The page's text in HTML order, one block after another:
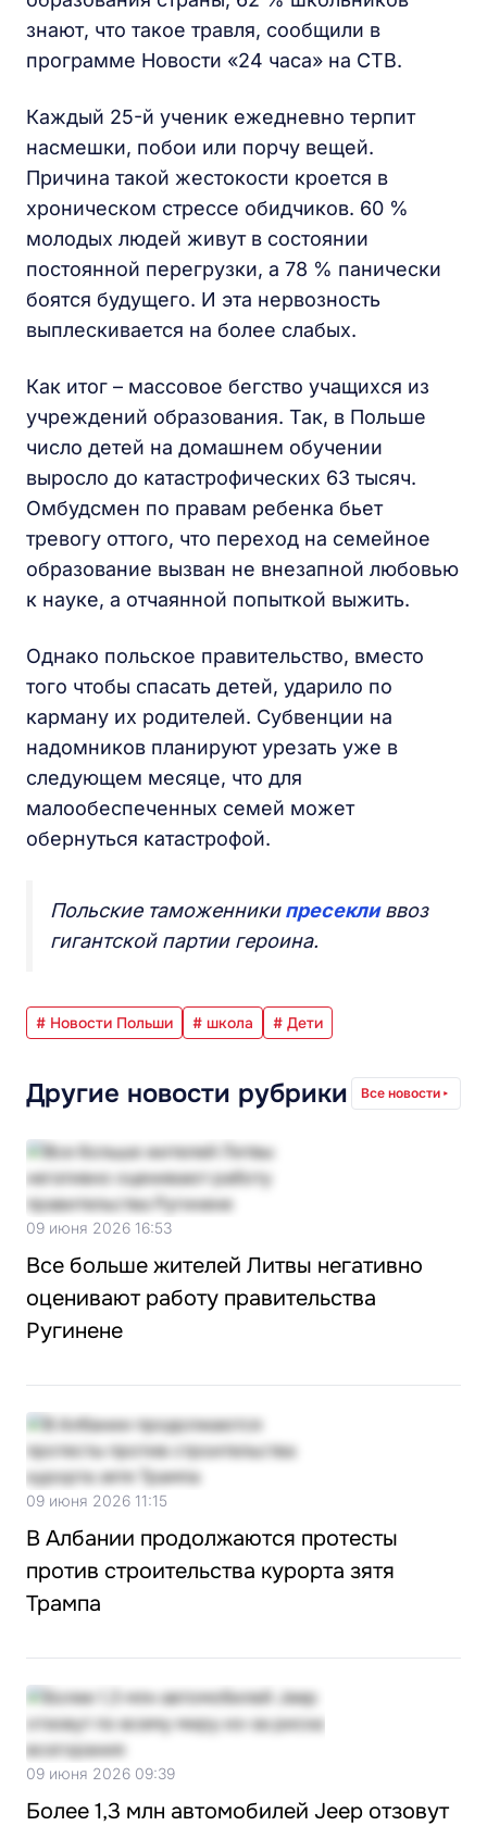
знают, что такое травля, сообщили в
программе Новости «24 часа» на СТВ.
Каждый 25-й ученик ежедневно терпит
насмешки, побои или порчу вещей.
Причина такой жестокости кроется в
хроническом стрессе обидчиков. 60 %
молодых людей живут в состоянии
постоянной перегрузки, а 78 % панически
боятся будущего. И эта нервозность
выплескивается на более слабых.
Как итог – массовое бегство учащихся из
учреждений образования. Так, в Польше
число детей на домашнем обучении
выросло до катастрофических 63 тысяч.
Омбудсмен по правам ребенка бьет
тревогу оттого, что переход на семейное
образование вызван не внезапной любовью
к науке, а отчаянной попыткой выжить.
Однако польское правительство, вместо
того чтобы спасать детей, ударило по
карману их родителей. Субвенции на
надомников планируют урезать уже в
следующем месяце, что для
малообеспеченных семей может
обернуться катастрофой.
Польские таможенникипресекливвоз
гигантской партии героина.
# Новости Польши # школа # Дети
Другие новости рубрики Все новости
09 июня 2026 16:53
Все больше жителей Литвы негативно
оценивают работу правительства
Ругинене
09 июня 2026 11:15
В Албании продолжаются протесты
против строительства курорта зятя
Трампа
09 июня 2026 09:39
Более 1,3 млн автомобилей Jeep отзовут